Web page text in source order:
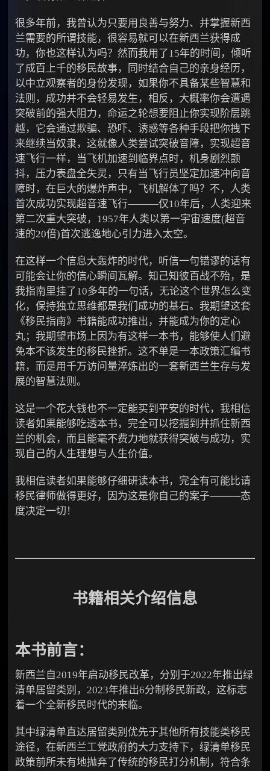
很多年前，我曾认为只要用良善与努力、并掌握新西
兰需要的所谓技能，很容易就可以在新西兰获得成
功，你也这样认为吗？然而我用了15年的时间，倾听
了成百上千的移民故事，同时结合自己的亲身经历，
以中立观察者的身份发现，如果你不具备某些智慧和
法则，成功并不会轻易发生，相反，大概率你会遭遇
突破前的强大阻力，命运之轮想要阻止你实现阶层跳
越，它会通过欺骗、恐吓、诱惑等各种手段把你拽下
来继续当奴隶，这就像人类尝试突破音障，实现超音
速飞行一样，当飞机加速到临界点时，机身剧烈颤
抖，压力表盘全失灵，只有当飞行员坚定加速冲向音
障时，在巨大的爆炸声中，飞机解体了吗？不，人类
首次成功实现超音速飞行———仅10年后，人类迎来
第二次重大突破，1957年人类以第一宇宙速度(超音
速的20倍)首次逃逸地心引力进入太空。
在这样一个信息大轰炸的时代，听信一句错谬的话有
可能会让你的信心瞬间瓦解。知己知彼百战不殆，是
我指南里挂了10多年的一句话，无论这个世界怎么变
化，保持独立思维都是我们成功的基石。我期望这套
《移民指南》书籍能成功推出，并能成为你的定心
丸；我期望市场上因为有这样一本书，能够使人们避
免本不该发生的移民挫折。这不单是一本政策汇编书
籍，而是用千万访问量淬炼出的一套新西兰生存与发
展的智慧法则。
这是一个花大钱也不一定能买到平安的时代，我相信
读者如果能够吃透本书，完全可以挖掘到并抓住新西
兰的机会，而且能毫不费力地就获得突破与成功，实
现自己的人生理想与人生价值。
我相信读者如果能够仔细研读本书，完全有可能比请
移民律师做得更好，因为这是你自己的案子———态
度决定一切！
书籍相关介绍信息
本书前言：
新西兰自2019年启动移民改革，分别于2022年推出绿
清单居留类别，2023年推出6分制移民新政，这标志
着一个全新移民时代的来临。
其中绿清单直达居留类别优先于其他所有技能类移民
途径，在新西兰工党政府的大力支持下，绿清单移民
政策前所未有地抛弃了传统的移民打分机制，符合条